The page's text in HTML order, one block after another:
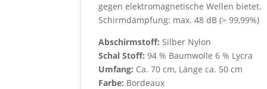
gegen elektromagnetische Wellen bietet.
Schirmdämpfung: max. 48 dB (> 99,99%)
Abschirmstoff: Silber Nylon
Schal Stoff: 94 % Baumwolle 6 % Lycra
Umfang: Ca. 70 cm, Länge ca. 50 cm
Farbe: Bordeaux